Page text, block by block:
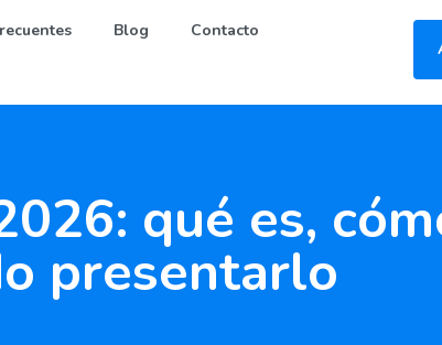
Blog
Contacto
qué es,
presentarlo